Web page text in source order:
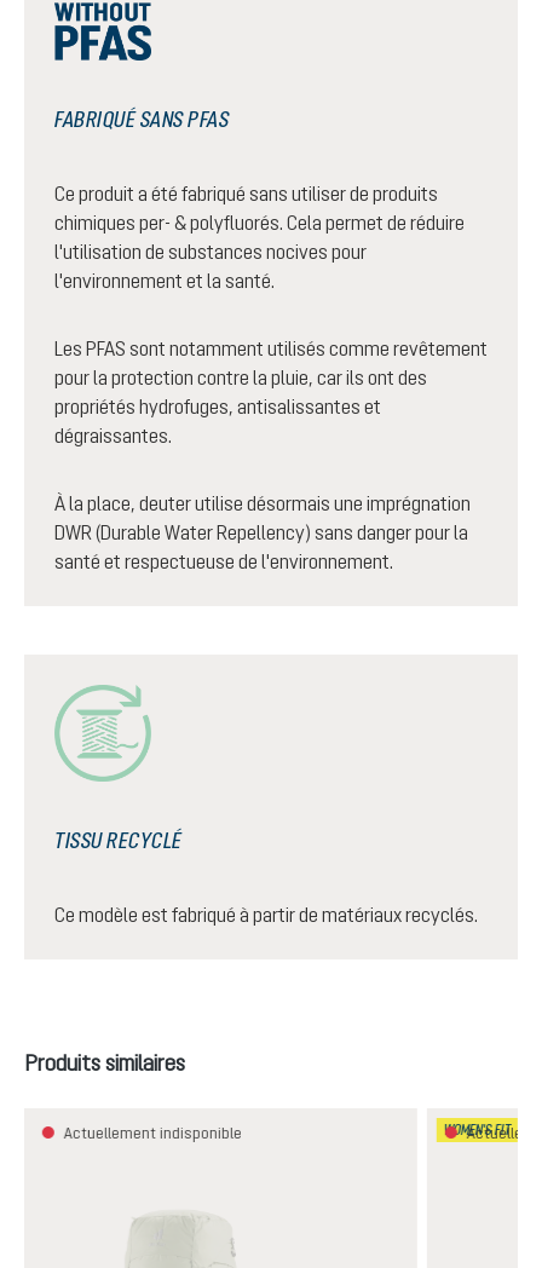
FABRIQUÉ SANS PFAS
Ce produit a été fabriqué sans utiliser de produits
chimiques per- & polyfluorés. Cela permet de réduire
l'utilisation de substances nocives pour
l'environnement et la santé.
Les PFAS sont notamment utilisés comme revêtement
pour la protection contre la pluie, car ils ont des
propriétés hydrofuges, antisalissantes et
dégraissantes.
À la place, deuter utilise désormais une imprégnation
DWR (Durable Water Repellency) sans danger pour la
santé et respectueuse de l'environnement.
TISSU RECYCLÉ
Ce modèle est fabriqué à partir de matériaux recyclés.
Ignorer la galerie de produits
Produits similaires
Actuellement indisponible WOMEN'S FIT